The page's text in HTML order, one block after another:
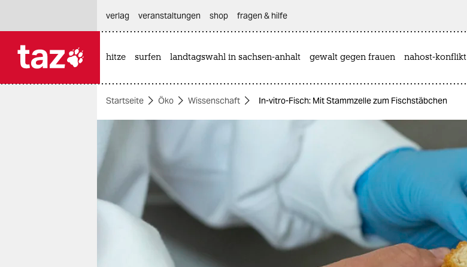
themen
politik
gesellschaft
kultur
verlag
veranstaltungen shop fragen & hilfe
hitze surfen landtagswahl in sachsen-anhalt gewalt gegen frauen nahost-konflikt
Startseite Öko Wissenschaft In-vitro-Fisch: Mit Stammzelle zum Fischstäbchen